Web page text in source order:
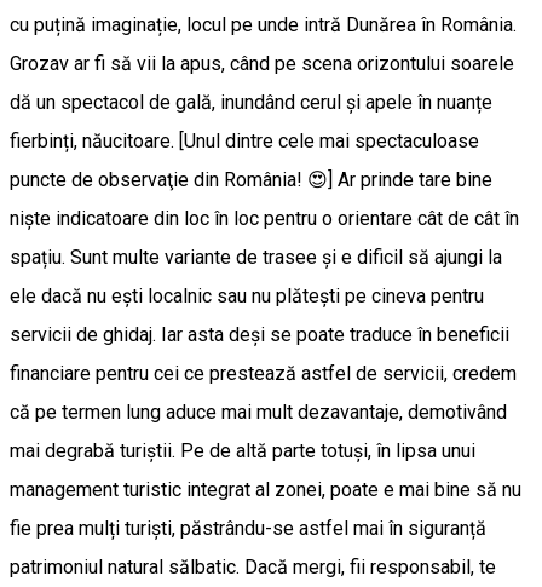
cu puțină imaginație, locul pe unde intră Dunărea în România.
Grozav ar fi să vii la apus, când pe scena orizontului soarele
dă un spectacol de gală, inundând cerul și apele în nuanțe
fierbinți, năucitoare. [Unul dintre cele mai spectaculoase
puncte de observaţie din România! 😍] Ar prinde tare bine
niște indicatoare din loc în loc pentru o orientare cât de cât în
spațiu. Sunt multe variante de trasee și e dificil să ajungi la
ele dacă nu ești localnic sau nu plătești pe cineva pentru
servicii de ghidaj. Iar asta deși se poate traduce în beneficii
financiare pentru cei ce prestează astfel de servicii, credem
că pe termen lung aduce mai mult dezavantaje, demotivând
mai degrabă turiștii. Pe de altă parte totuși, în lipsa unui
management turistic integrat al zonei, poate e mai bine să nu
fie prea mulți turiști, păstrându-se astfel mai în siguranță
patrimoniul natural sălbatic. Dacă mergi, fii responsabil, te